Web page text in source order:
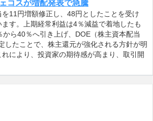
コスが増配発表で急騰
11円増額修正し、48円としたことを受け
す。上期経常利益は4％減益で着地したも
ら40％へ引き上げ、DOE（株主資本配当
したことで、株主還元が強化される方針が明
により、投資家の期待感が高まり、取引開